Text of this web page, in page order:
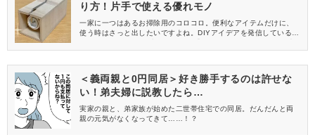
り方！片手で使える優れモノ
一家に一つはあるお掃除用のコロコロ。便利なアイテムだけに、
使う時はさっと出したいですよね。DIYアイデアを発信しているY
材を使ったDIYからリメイクシートの貼り方まで、初心者にも分か
し入れ可能、インテリアとも馴染むおしゃれなコロコロ収納ケー
スの作り方をご紹介します。
＜義両親と0円同居＞好き勝手するのは許せな
い！弟夫婦に説教したら…
実家の親と、弟家族が始めた二世帯住宅での同居。だんだんと両
親の元気がなくなってきて……！？